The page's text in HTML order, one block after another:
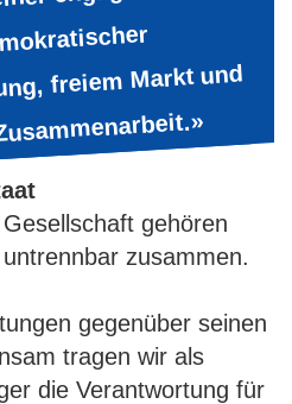
freiem Markt und
gehören
zusammen.
gegenüber seinen
tragen wir als
die Verantwortung für